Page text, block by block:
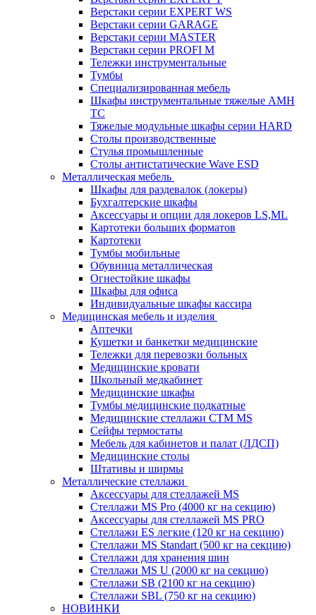
Верстаки серии EXPERT WS
Верстаки серии GARAGE
Верстаки серии MASTER
Верстаки серии PROFI M
Тележки инструментальные
Тумбы
Cпециализированная мебель
Шкафы инструментальные тяжелые AMH
TC
Тяжелые модульные шкафы серии HARD
Столы производственные
Стулья промышленные
Столы антистатические Wave ESD
Металлическая мебель
Шкафы для раздевалок (локеры)
Бухгалтерские шкафы
Аксессуары и опции для локеров LS,ML
Картотеки больших форматов
Картотеки
Тумбы мобильные
Обувница металлическая
Огнестойкие шкафы
Шкафы для офиса
Индивидуальные шкафы кассира
Медицинская мебель и изделия
Аптечки
Кушетки и банкетки медицинские
Тележки для перевозки больных
Медицинские кровати
Школьный медкабинет
Медицинские шкафы
Тумбы медицинские подкатные
Медицинские стеллажи CTM MS
Сейфы термостаты
Мебель для кабинетов и палат (ЛДСП)
Медицинские столы
Штативы и ширмы
Металлические стеллажи
Аксессуары для стеллажей MS
Стеллажи MS Pro (4000 кг на секцию)
Аксессуары для стеллажей MS PRO
Стеллажи ES легкие (120 кг на секцию)
Стеллажи MS Standart (500 кг на секцию)
Стеллажи для хранения шин
Стеллажи MS U (2000 кг на секцию)
Стеллажи SB (2100 кг на секцию)
Стеллажи SBL (750 кг на секцию)
НОВИНКИ